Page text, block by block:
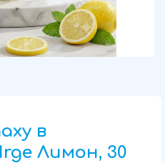
в
Лимон, 30